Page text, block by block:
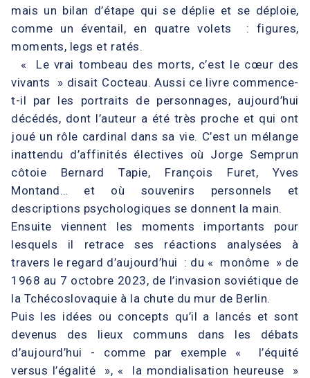
mais un bilan d’étape qui se déplie et se déploie,
comme un éventail, en quatre volets : figures,
moments, legs et ratés.
« Le vrai tombeau des morts, c’est le cœur des
vivants » disait Cocteau. Aussi ce livre commence-
t-il par les portraits de personnages, aujourd’hui
décédés, dont l’auteur a été très proche et qui ont
joué un rôle cardinal dans sa vie. C’est un mélange
inattendu d’affinités électives où Jorge Semprun
côtoie Bernard Tapie, François Furet, Yves
Montand… et où souvenirs personnels et
descriptions psychologiques se donnent la main.
Ensuite viennent les moments importants pour
lesquels il retrace ses réactions analysées à
travers le regard d’aujourd’hui : du « monôme » de
1968 au 7 octobre 2023, de l’invasion soviétique de
la Tchécoslovaquie à la chute du mur de Berlin.
Puis les idées ou concepts qu’il a lancés et sont
devenus des lieux communs dans les débats
d’aujourd’hui - comme par exemple « l’équité
versus l’égalité », « la mondialisation heureuse »